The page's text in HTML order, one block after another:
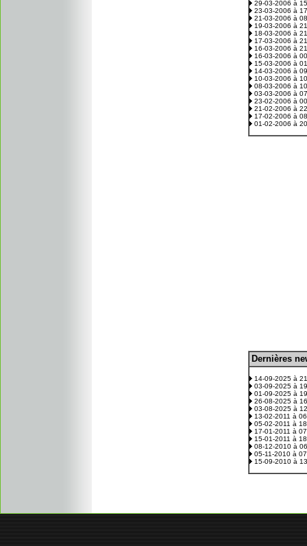
29-03-2006 à
23-03-2006 à
21-03-2006 à
19-03-2006 à
18-03-2006 à
17-03-2006 à
16-03-2006 à
16-03-2006 à
15-03-2006 à
14-03-2006 à
10-03-2006 à
08-03-2006 à
03-03-2006 à
23-02-2006 à
21-02-2006 à
17-02-2006 à
01-02-2006 à
Dernières
14-09-2025 à
03-09-2025 à
01-09-2025 à
26-08-2025 à
03-08-2025 à
13-02-2011 à
05-02-2011 à
17-01-2011 à
15-01-2011 à
08-12-2010 à
05-11-2010 à
15-09-2010 à